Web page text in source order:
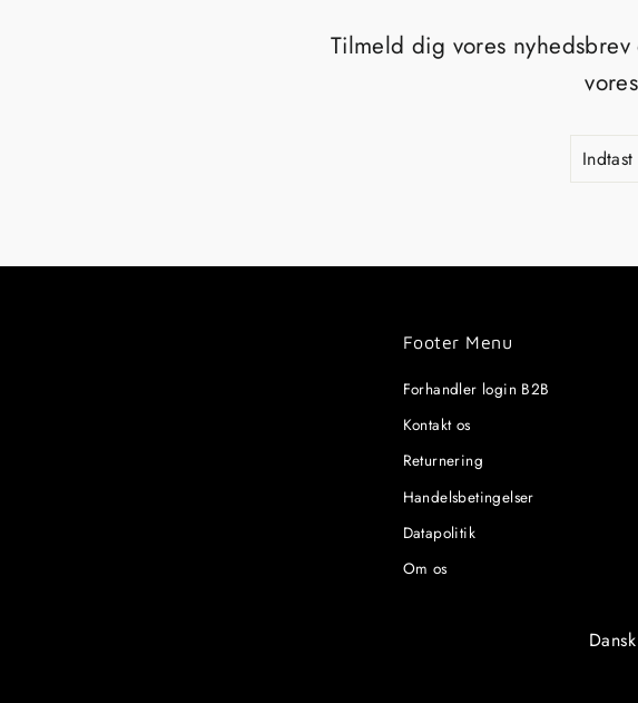
Tilmeld dig vores
Footer Menu
Forhandler login B2B
Kontakt os
Returnering
Handelsbetingelser
Datapolitik
Om os
Sprog
Dansk